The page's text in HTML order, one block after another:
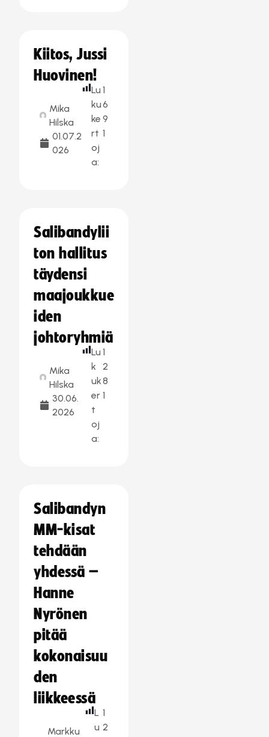
Kiitos, Jussi
Huovinen!
Mika
Hilska
01.07.2
026
Lu
ku
ke
rt
oj
a:
1
6
9
1
Salibandylii
ton hallitus
täydensi
maajoukkue
iden
johtoryhmiä
Mika
Hilska
30.06.
2026
Lu
k
uk
er
t
oj
a:
1
2
8
1
Salibandyn
MM-kisat
tehdään
yhdessä –
Hanne
Nyrönen
pitää
kokonaisuu
den
liikkeessä
Markku
L
u
1
2